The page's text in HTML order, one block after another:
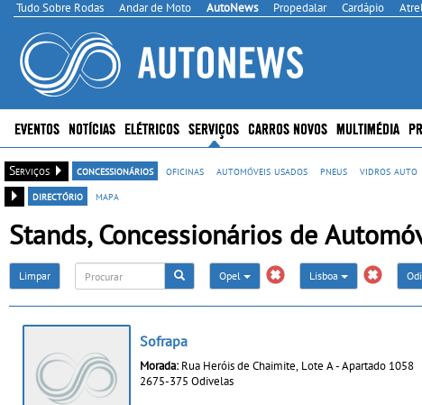
Tudo Sobre Rodas Andar de Moto AutoNews Propedalar Cardápio
EVENTOS NOTÍCIAS ELÉTRICOS SERVIÇOS CARROS NOVOS MULTIMÉDIA
Serviços concessionários oficinas automóveis usados pneus vidros auto
directório
mapa
Stands, Concessionários de
Limpar Opel Lisboa
Sofrapa
Morada: Rua Heróis de Chaimite, Lote A - Apartado 1058
2675-375 Odivelas